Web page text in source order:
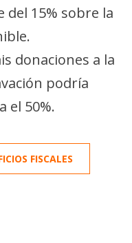
15% sobre la
donaciones a la
podría
el 50%.
FISCALES